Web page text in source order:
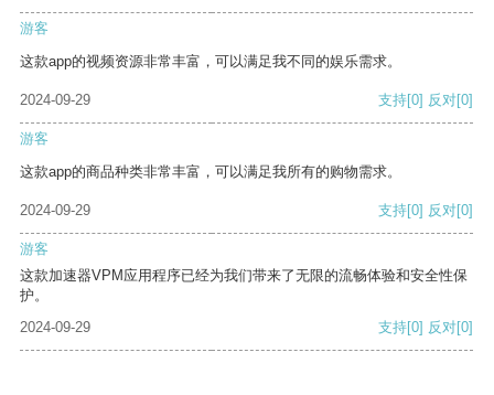
游客
这款app的视频资源非常丰富，可以满足我不同的娱乐需求。
2024-09-29 支持[0] 反对[0]
游客
这款app的商品种类非常丰富，可以满足我所有的购物需求。
2024-09-29 支持[0] 反对[0]
游客
这款加速器VPM应用程序已经为我们带来了无限的流畅体验和安全性保
护。
2024-09-29
支持[0] 反对[0]